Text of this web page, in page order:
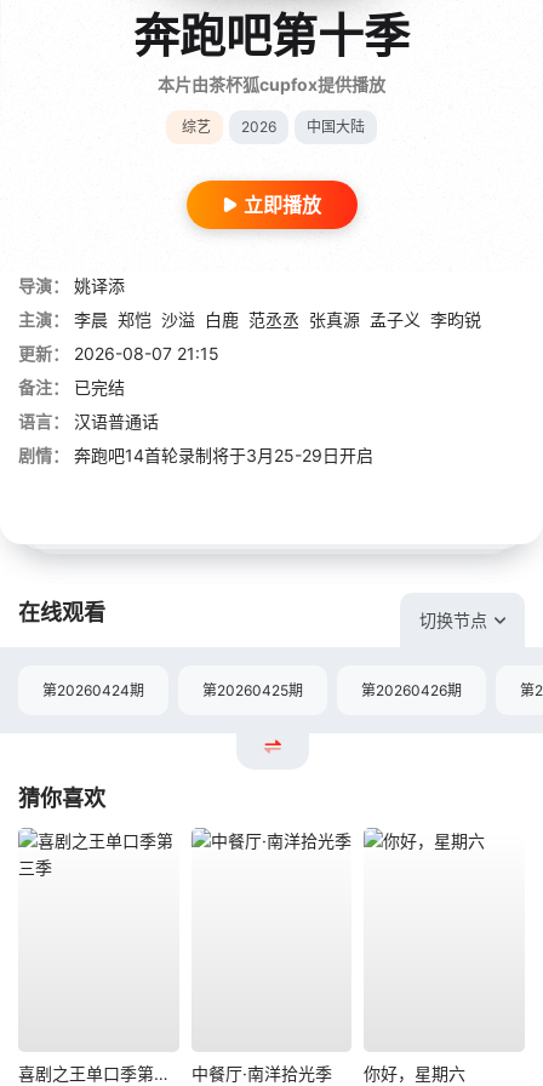
奔跑吧第十季
本片由茶杯狐cupfox提供播放
综艺 2026 中国大陆
立即播放
导演：
姚译添
主演：
李晨 郑恺 沙溢 白鹿 范丞丞 张真源 孟子义 李昀锐
更新：
2026-08-07 21:15
备注：
已完结
语言：
汉语普通话
剧情：
奔跑吧14首轮录制将于3月25-29日开启
在线观看 切换节点
第20260424期 第20260425期 第20260426期 第
猜你喜欢
喜剧之王单口季第三季 中餐厅·南洋拾光季 你好，星期六